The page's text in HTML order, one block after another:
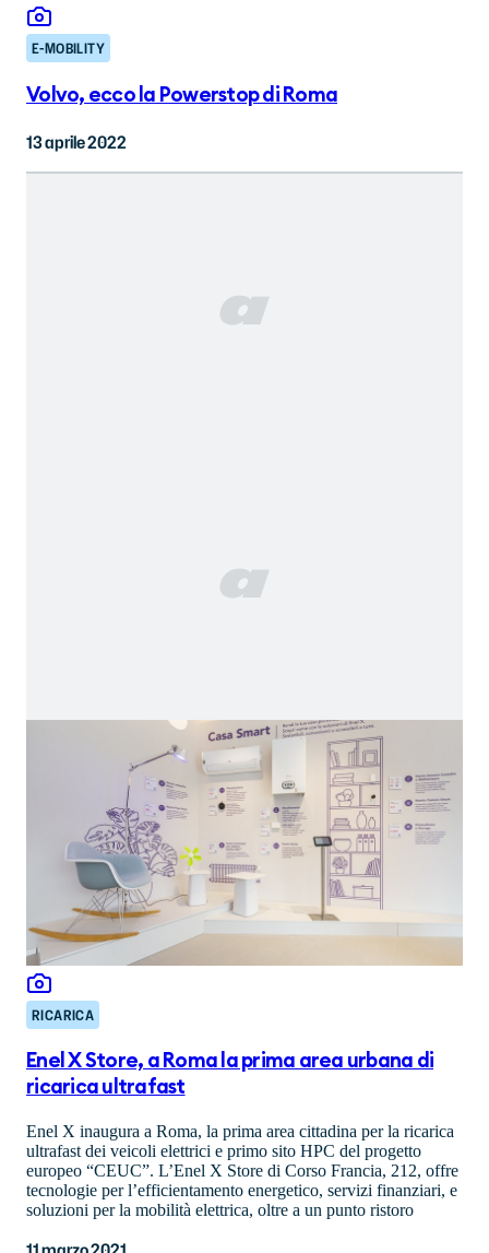
E-MOBILITY
Volvo, ecco la Powerstop di Roma
13 aprile 2022
RICARICA
Enel X Store, a Roma la prima area urbana di
ricarica ultrafast
Enel X inaugura a Roma, la prima area cittadina per la ricarica
ultrafast dei veicoli elettrici e primo sito HPC del progetto
europeo “CEUC”. L’Enel X Store di Corso Francia, 212, offre
tecnologie per l’efficientamento energetico, servizi finanziari, e
soluzioni per la mobilità elettrica, oltre a un punto ristoro